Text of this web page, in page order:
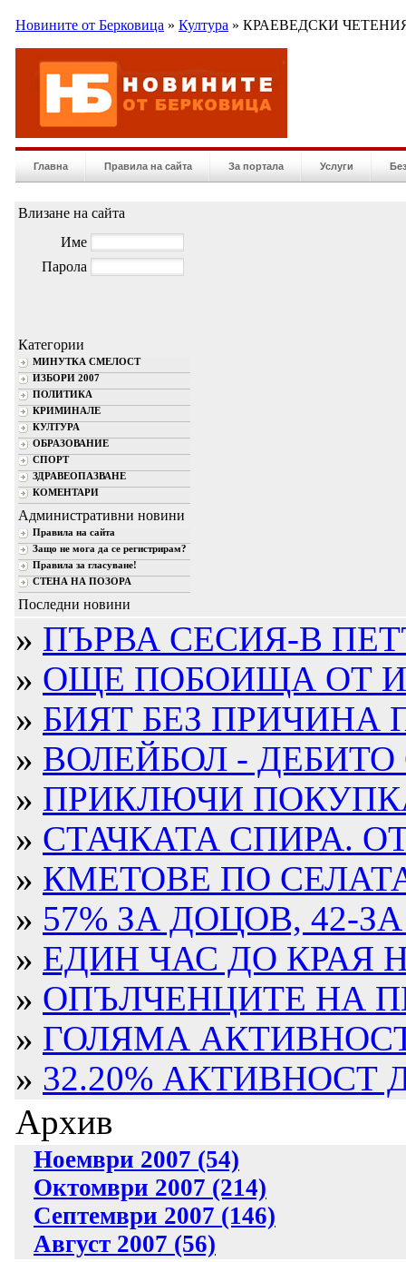
Новините от Берковица » Култура » КРАЕВЕДСКИ
Главна Правила на сайта За портала Услуги
Влизане на сайта
Име
Парола
Категории
МИНУТКА СМЕЛОСТ
ИЗБОРИ 2007
ПОЛИТИКА
КРИМИНАЛЕ
КУЛТУРА
ОБРАЗОВАНИЕ
СПОРТ
ЗДРАВЕОПАЗВАНЕ
КОМЕНТАРИ
Административни новини
Правила на сайта
Защо не мога да се регистрирам?
Правила за гласуване!
СТЕНА НА ПОЗОРА
Последни новини
» ПЪРВА СЕСИЯ-В
» ОЩЕ ПОБОИЩА ОТ
» БИЯТ БЕЗ ПРИЧИНА
» ВОЛЕЙБОЛ - ДЕБИТО
» ПРИКЛЮЧИ
» СТАЧКАТА СПИРА.
» КМЕТОВЕ ПО
» 57% ЗА ДОЦОВ, 42-
» ЕДИН ЧАС ДО КРАЯ
» ОПЪЛЧЕНЦИТЕ НА
» ГОЛЯМА
» 32.20% АКТИВНОСТ
Архив
Ноември 2007 (54)
Октомври 2007 (214)
Септември 2007 (146)
Август 2007 (56)